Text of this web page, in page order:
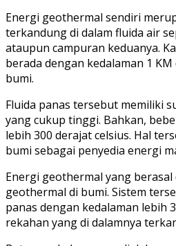
Energi geothermal sendiri
terkandung di dalam fluida air
ataupun campuran keduanya.
berada dengan kedalaman 1
bumi.
Fluida panas tersebut memiliki
yang cukup tinggi. Bahkan,
lebih 300 derajat celsius. Hal
bumi sebagai penyedia energi
Energi geothermal yang
geothermal di bumi. Sistem
panas dengan kedalaman lebih
rekahan yang di dalamnya